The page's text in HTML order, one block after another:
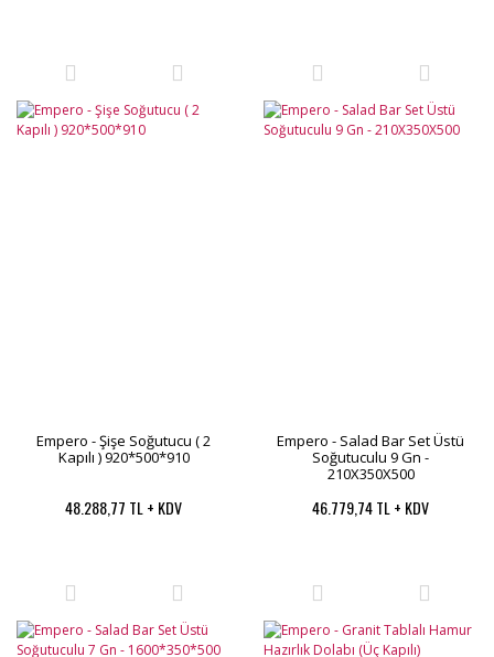
Empero - Şişe Soğutucu ( 2
Kapılı ) 920*500*910
48.288,77 TL + KDV
Empero - Salad Bar Set Üstü
Soğutuculu 9 Gn -
210X350X500
46.779,74 TL + KDV